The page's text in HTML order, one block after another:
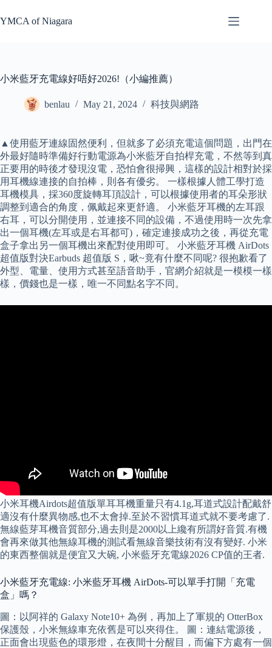
to
content
YMCA of Niagara
小米藍牙充電線好唔好2026!（小編推薦）
benlau May 21, 2024 科技與網路
▲使用藍牙連線固然便利，但就多了必須充電這個問題，出門在
外最好隨時準備好行動電源為小米藍牙自拍桿充電，不然等到真
正要用的時後才發現沒電，恐怕會很掃興，這樣的設計相對於採
用耳機線連接的自拍棒，則各有優劣。 一樣根據人體工學打造
耳機模具，採360度旋轉耳頂設計，可以根據使用者的耳朵形狀
調整到適合的角度，佩戴起來更舒適。 小米藍牙耳機的左耳跟
右耳，可以分開使用，並連接不同的設備，不過使用時一次先拿
出一個耳機(左耳或是右耳都可)，確定連接成功之後，再從充電
盒子拿出另一個耳機出來配對使用即可。 小米藍牙耳機 AirDots
超值版對決Earbuds 超值版 S，啾~竟有什麼不同呢? 很抱歉看了
外型、電量、使用方式甚至語音助手，官網介紹就是一模模一樣
樣，價錢也是一樣，唯一不同點名字不同。
小米耳機Airdots超值版單耳耳機重量只有4.1g,耳道式設計配戴舒
適沒有什麼異物感,也不太會掉.至於不習慣耳道式就不要考慮了.
無線藍芽耳機音質部分,過去則是2000以上纔有所謂好音質.有機
會再來做其他無線耳機的測試看無線音樂技術有沒有變好. 小米
的東西整個就是便宜又大碗, 小米藍牙充電線2026 CP值的王者.
小米藍牙充電線: 小米藍牙耳機 AirDots-可以單手打開「充電
盒」嗎？
圖：以阿祥的 Galaxy Note10+ 為例，再加上了軍規的 OtterBox
保護殼，小米無線車充依舊是可以夾得住。 圖：連結電源後，
正面會出現藍色的環形燈，在夜間十分醒目，而偏下方處有一個